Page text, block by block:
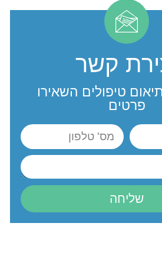
קשר
טיפולים השאירו
פרטים
שליחה